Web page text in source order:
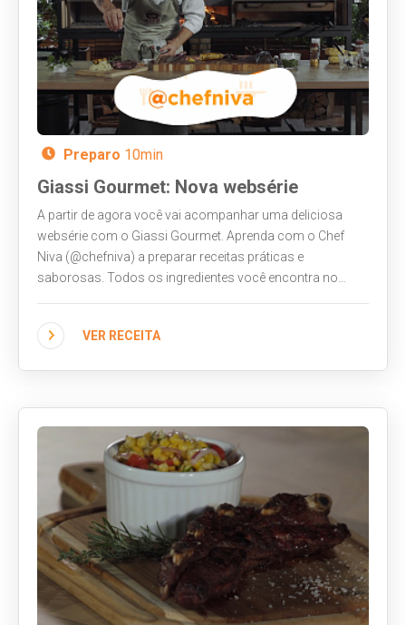
Preparo 10min
Giassi Gourmet: Nova websérie
A partir de agora você vai acompanhar uma deliciosa
websérie com o Giassi Gourmet. Aprenda com o Chef
Niva (@chefniva) a preparar receitas práticas e
saborosas. Todos os ingredientes você encontra no
VER RECEITA